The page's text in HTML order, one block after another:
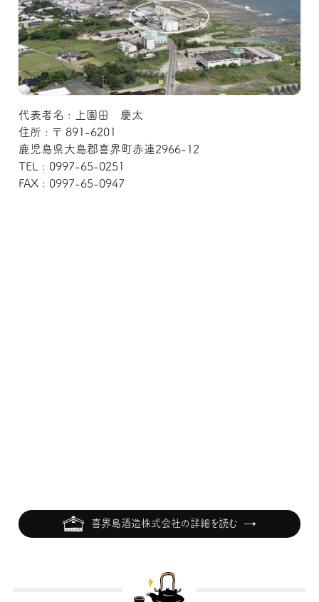
代表者名 : 上園田 慶太
住所 : 〒 891-6201
鹿児島県大島郡喜界町赤連2966-12
TEL : 0997-65-0251
FAX : 0997-65-0947
喜界島酒造株式会社の詳細を読む